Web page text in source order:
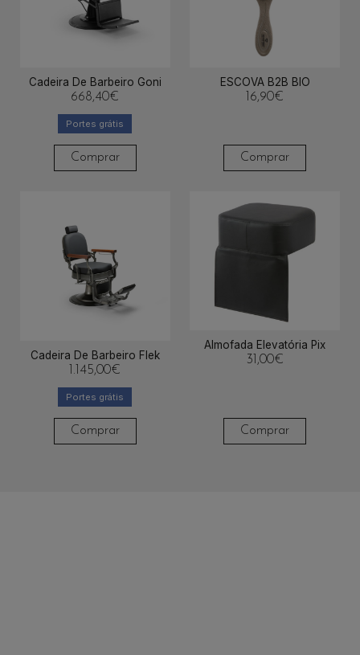
Cadeira De Barbeiro Goni
668,40€
Portes grátis
Comprar
ESCOVA B2B BIO
16,90€
Comprar
Cadeira De Barbeiro Flek
1.145,00€
Portes grátis
Comprar
Almofada Elevatória Pix
31,00€
Comprar